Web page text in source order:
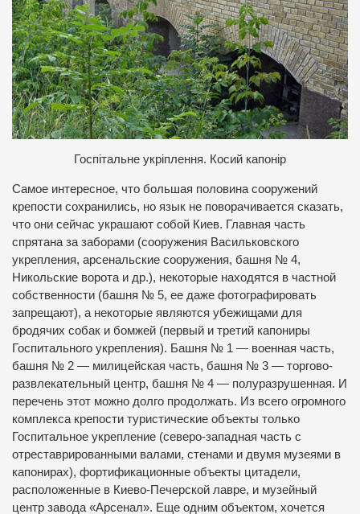
Госпітальне укріплення. Косий капонір
Самое интересное, что большая половина сооружений
крепости сохранились, но язык не поворачивается сказать,
что они сейчас украшают собой Киев. Главная часть
спрятана за заборами (сооружения Васильковского
укрепления, арсенальские сооружения, башня № 4,
Никольские ворота и др.), некоторые находятся в частной
собственности (башня № 5, ее даже фотографировать
запрещают), а некоторые являются убежищами для
бродячих собак и бомжей (первый и третий капониры
Госпитального укрепления). Башня № 1 — военная часть,
башня № 2 — милицейская часть, башня № 3 — торгово-
развлекательный центр, башня № 4 — полуразрушенная. И
перечень этот можно долго продолжать. Из всего огромного
комплекса крепости туристические объекты только
Госпитальное укрепление (северо-западная часть с
отреставрированными валами, стенами и двумя музеями в
капонирах), фортификационные объекты цитадели,
расположенные в Киево-Печерской лавре, и музейный
центр завода «Арсенал». Еще одним объектом, хочется